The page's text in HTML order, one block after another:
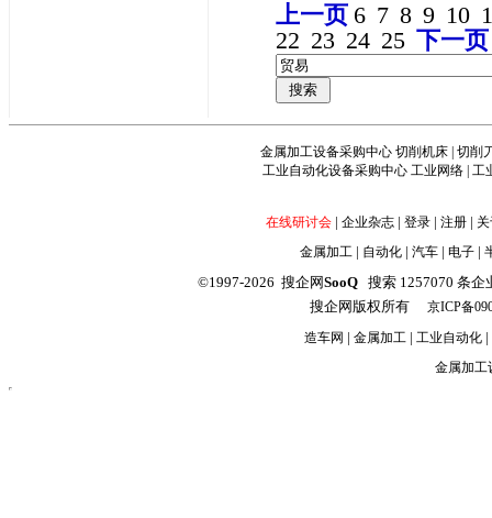
上一页 6 7 8 9 10
22 23 24 25 下一页
金属加工设备采购中心 切削机床| 切削
工业自动化设备采购中心 工业网络 工
在线研讨会 | 企业杂志 | 登录 | 注册 |
金属加工| 自动化| 汽车| 电子|
©1997-2026 搜企网SooQ搜索 1257070 条企
搜企网版权所有 京ICP备
造车网 | 金属加工 | 工业自动化 |
金属加工